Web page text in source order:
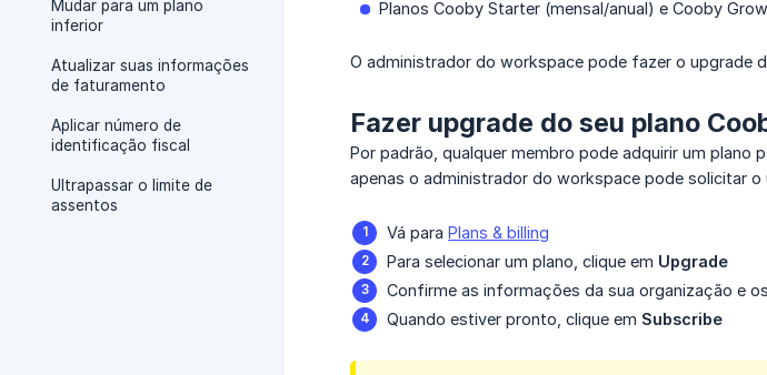
Mudar para um plano
inferior
Atualizar suas informações
de faturamento
Aplicar número de
identificação fiscal
Ultrapassar o limite de
assentos
Planos Cooby Starter (mensal/anual) e Cooby
O administrador do workspace pode fazer o upgrade
Fazer upgrade do seu plano
Por padrão, qualquer membro pode adquirir um
apenas o administrador do workspace pode solicitar o
Vá para Plans & billing
Para selecionar um plano, clique em Upgrade
Confirme as informações da sua organização e
Quando estiver pronto, clique em Subscribe